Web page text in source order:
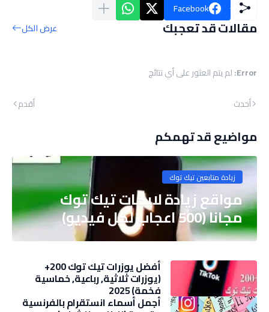
Facebook
مقالات قد تعجبك عرض الكل
Error: لم يتم العثور على أي نتائج
أحدث
أقدم
مواضيع قد تهمكم
زيادة متابعين تيك توك
مواقع زيادة لايكات تيك توك
مجانا (500 اعجاب لكل فيديو)
أفضل يوزرات تيك توك 200+
(يوزرات ثلاثية, رباعية, خماسية
فخمة) 2025
أجمل أسماء انستقرام بالفرنسية